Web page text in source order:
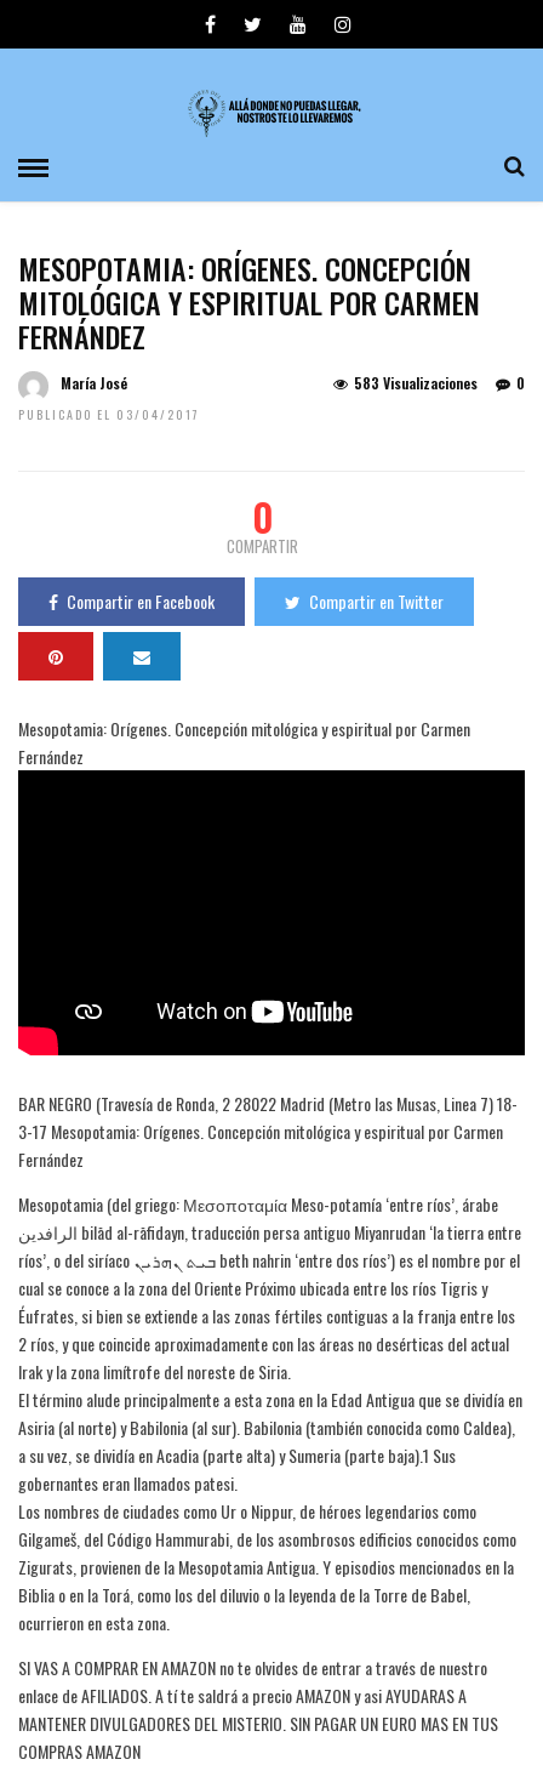
MESOPOTAMIA: ORÍGENES. CONCEPCIÓN
MITOLÓGICA Y ESPIRITUAL POR CARMEN
FERNÁNDEZ
María José
PUBLICADO EL 03/04/2017
0
583 Visualizaciones
0
COMPARTIR
Compartir en Facebook Compartir en Twitter
Mesopotamia: Orígenes. Concepción mitológica y espiritual por Carmen
Fernández
BAR NEGRO (Travesía de Ronda, 2 28022 Madrid (Metro las Musas, Linea 7) 18-
3-17 Mesopotamia: Orígenes. Concepción mitológica y espiritual por Carmen
Fernández
Mesopotamia (del griego: Μεσοποταμία Meso-potamía ‘entre ríos’, árabe
الرافدين bilād al-rāfidayn, traducción persa antiguo Miyanrudan ‘la tierra entre
ríos’, o del siríaco ܒܝܬ ܢܗܪܝܢ beth nahrin ‘entre dos ríos’) es el nombre por el
cual se conoce a la zona del Oriente Próximo ubicada entre los ríos Tigris y
Éufrates, si bien se extiende a las zonas fértiles contiguas a la franja entre los
2 ríos, y que coincide aproximadamente con las áreas no desérticas del actual
Irak y la zona limítrofe del noreste de Siria.
El término alude principalmente a esta zona en la Edad Antigua que se dividía en
Asiria (al norte) y Babilonia (al sur). Babilonia (también conocida como Caldea),
a su vez, se dividía en Acadia (parte alta) y Sumeria (parte baja).1 Sus
gobernantes eran llamados patesi.
Los nombres de ciudades como Ur o Nippur, de héroes legendarios como
Gilgameš, del Código Hammurabi, de los asombrosos edificios conocidos como
Zigurats, provienen de la Mesopotamia Antigua. Y episodios mencionados en la
Biblia o en la Torá, como los del diluvio o la leyenda de la Torre de Babel,
ocurrieron en esta zona.
SI VAS A COMPRAR EN AMAZON no te olvides de entrar a través de nuestro
enlace de AFILIADOS. A tí te saldrá a precio AMAZON y asi AYUDARAS A
MANTENER DIVULGADORES DEL MISTERIO. SIN PAGAR UN EURO MAS EN TUS
COMPRAS AMAZON